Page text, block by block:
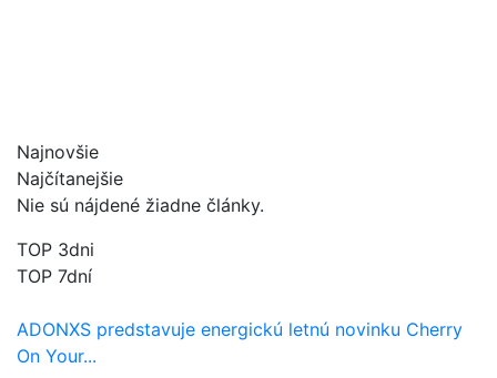
Najnovšie
Najčítanejšie
Nie sú nájdené žiadne články.
TOP 3dni
TOP 7dní
ADONXS predstavuje energickú letnú novinku Cherry
On Your...